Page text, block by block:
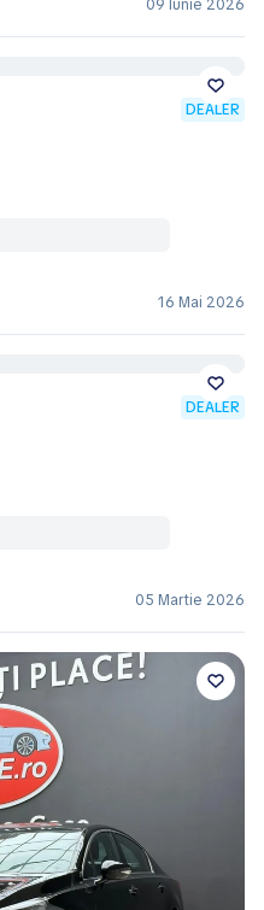
09 Iunie 2026
DEALER
16 Mai 2026
DEALER
05 Martie 2026